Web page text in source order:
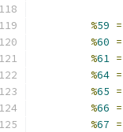
%59 =
%60 =
%61 =
%64 =
%65 =
%66 =
%67 =